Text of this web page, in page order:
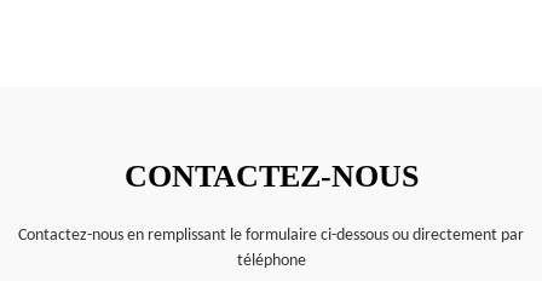
CONTACTEZ-NOUS
Contactez-nous en remplissant le formulaire ci-dessous ou directement par
téléphone